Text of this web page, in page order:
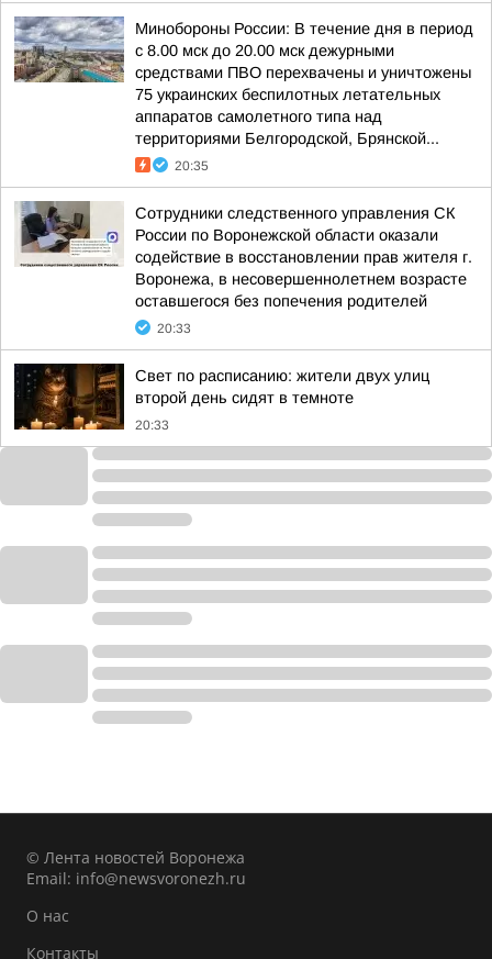
Минобороны России: В течение дня в период
с 8.00 мск до 20.00 мск дежурными
средствами ПВО перехвачены и уничтожены
75 украинских беспилотных летательных
аппаратов самолетного типа над
территориями Белгородской, Брянской...
20:35
Сотрудники следственного управления СК
России по Воронежской области оказали
содействие в восстановлении прав жителя г.
Воронежа, в несовершеннолетнем возрасте
оставшегося без попечения родителей
20:33
Свет по расписанию: жители двух улиц
второй день сидят в темноте
20:33
© Лента новостей Воронежа
Email: info@newsvoronezh.ru
О нас
Контакты